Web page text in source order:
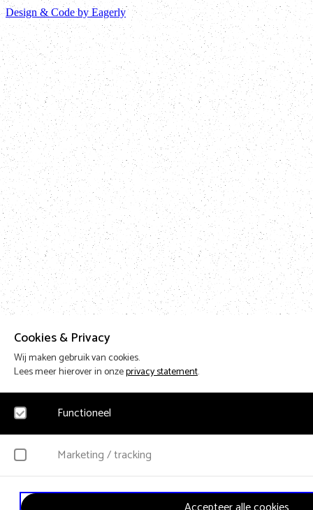
Cookies & Privacy
Wij maken gebruik van cookies.
Lees meer hierover in onzeprivacy statement.
Functioneel
Noodzakelijk
worden geen persoonsgegevens verzameld.
Marketing / tracking
YouTube
Design & Code by Eagerly